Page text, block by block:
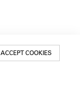
ACCEPT COOKIES